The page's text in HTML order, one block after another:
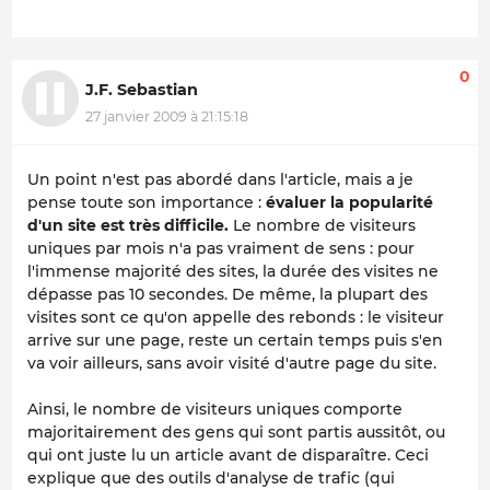
J.F. Sebastian
27 janvier 2009 à 21:15:18
0
Un point n'est pas abordé dans l'article, mais a je
pense toute son importance : évaluer la popularité
d'un site est très difficile. Le nombre de visiteurs
uniques par mois n'a pas vraiment de sens : pour
l'immense majorité des sites, la durée des visites ne
dépasse pas 10 secondes. De même, la plupart des
visites sont ce qu'on appelle des rebonds : le visiteur
arrive sur une page, reste un certain temps puis s'en
va voir ailleurs, sans avoir visité d'autre page du site.
Ainsi, le nombre de visiteurs uniques comporte
majoritairement des gens qui sont partis aussitôt, ou
qui ont juste lu un article avant de disparaître. Ceci
explique que des outils d'analyse de trafic (qui